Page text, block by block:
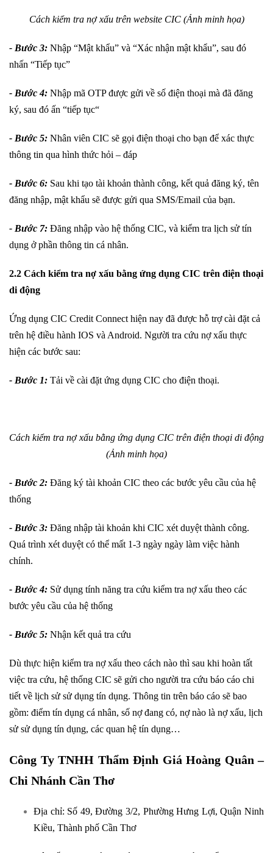
Cách kiểm tra nợ xấu trên website CIC (Ảnh minh họa)
- Bước 3: Nhập “Mật khẩu” và “Xác nhận mật khẩu”, sau đó
nhấn “Tiếp tục”
- Bước 4: Nhập mã OTP được gửi về số điện thoại mà đã đăng
ký, sau đó ấn “tiếp tục“
- Bước 5: Nhân viên CIC sẽ gọi điện thoại cho bạn để xác thực
thông tin qua hình thức hỏi – đáp
- Bước 6: Sau khi tạo tài khoản thành công, kết quả đăng ký, tên
đăng nhập, mật khẩu sẽ được gửi qua SMS/Email của bạn.
- Bước 7: Đăng nhập vào hệ thống CIC, và kiểm tra lịch sử tín
dụng ở phần thông tin cá nhân.
2.2 Cách kiểm tra nợ xấu bằng ứng dụng CIC trên điện thoại
di động
Ứng dụng CIC Credit Connect hiện nay đã được hỗ trợ cài đặt cả
trên hệ điều hành IOS và Android. Người tra cứu nợ xấu thực
hiện các bước sau:
- Bước 1: Tải về cài đặt ứng dụng CIC cho điện thoại.
Cách kiểm tra nợ xấu bằng ứng dụng CIC trên điện thoại di động
(Ảnh minh họa)
- Bước 2: Đăng ký tài khoản CIC theo các bước yêu cầu của hệ
thống
- Bước 3: Đăng nhập tài khoản khi CIC xét duyệt thành công.
Quá trình xét duyệt có thể mất 1-3 ngày ngày làm việc hành
chính.
- Bước 4: Sử dụng tính năng tra cứu kiểm tra nợ xấu theo các
bước yêu cầu của hệ thống
- Bước 5: Nhận kết quả tra cứu
Dù thực hiện kiểm tra nợ xấu theo cách nào thì sau khi hoàn tất
việc tra cứu, hệ thống CIC sẽ gửi cho người tra cứu báo cáo chi
tiết về lịch sử sử dụng tín dụng. Thông tin trên báo cáo sẽ bao
gồm: điểm tín dụng cá nhân, số nợ đang có, nợ nào là nợ xấu, lịch
sử sử dụng tín dụng, các quan hệ tín dụng…
Công Ty TNHH Thẩm Định Giá Hoàng Quân –
Chi Nhánh Cần Thơ
Địa chỉ: Số 49, Đường 3/2, Phường Hưng Lợi, Quận Ninh
Kiều, Thành phố Cần Thơ